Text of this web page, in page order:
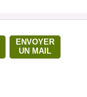
ENVOYER
UN MAIL